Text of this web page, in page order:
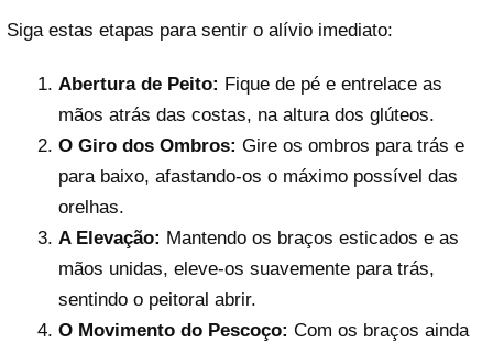
Siga estas etapas para sentir o alívio imediato:
Abertura de Peito: Fique de pé e entrelace as
mãos atrás das costas, na altura dos glúteos.
O Giro dos Ombros: Gire os ombros para trás e
para baixo, afastando-os o máximo possível das
orelhas.
A Elevação: Mantendo os braços esticados e as
mãos unidas, eleve-os suavemente para trás,
sentindo o peitoral abrir.
O Movimento do Pescoço: Com os braços ainda